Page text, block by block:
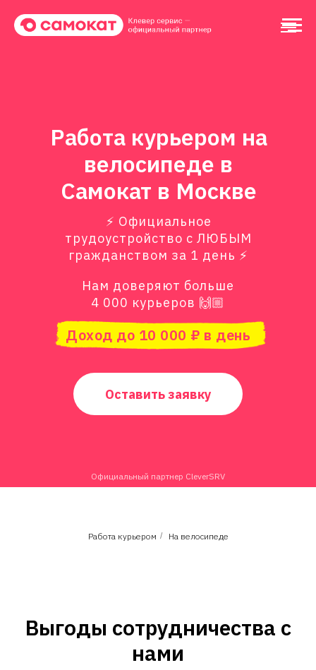
Доход до 10 000 ₽ в день
Оставить заявку
Нам доверяют больше
4 000 курьеров 🙌🏼
Официальный партнер CleverSRV
Работа курьером на
велосипеде в
Самокат в Москве
⚡️ Официальное
трудоустройство с ЛЮБЫМ
гражданством за 1 день ⚡️
Работа курьером / На велосипеде
Выгоды сотрудничества с
нами